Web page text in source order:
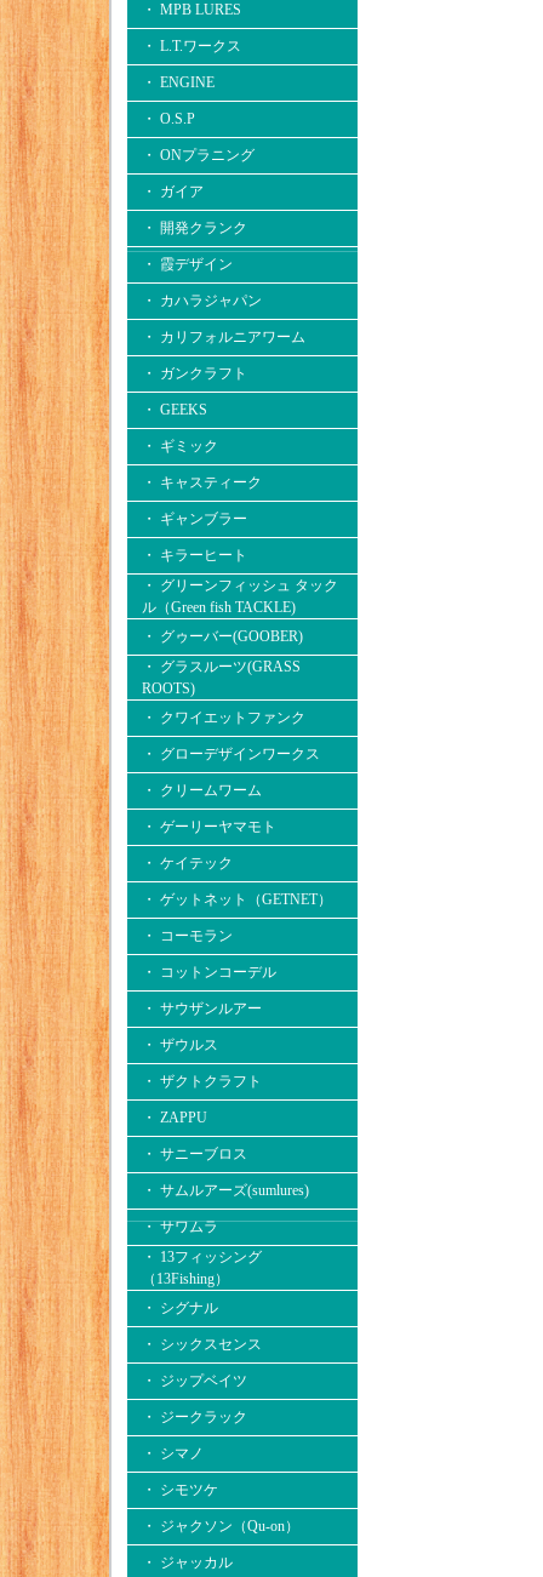
・ MPB LURES
・ L.T.ワークス
・ ENGINE
・ O.S.P
・ ONプラニング
・ ガイア
・ 開発クランク
・ 霞デザイン
・ カハラジャパン
・ カリフォルニアワーム
・ ガンクラフト
・ GEEKS
・ ギミック
・ キャスティーク
・ ギャンブラー
・ キラーヒート
・ グリーンフィッシュ タック
ル（Green fish TACKLE)
・ グゥーバー(GOOBER)
・ グラスルーツ(GRASS
ROOTS)
・ クワイエットファンク
・ グローデザインワークス
・ クリームワーム
・ ゲーリーヤマモト
・ ケイテック
・ ゲットネット（GETNET）
・ コーモラン
・ コットンコーデル
・ サウザンルアー
・ ザウルス
・ ザクトクラフト
・ ZAPPU
・ サニーブロス
・ サムルアーズ(sumlures)
・ サワムラ
・ 13フィッシング
（13Fishing）
・ シグナル
・ シックスセンス
・ ジップベイツ
・ ジークラック
・ シマノ
・ シモツケ
・ ジャクソン（Qu-on）
・ ジャッカル